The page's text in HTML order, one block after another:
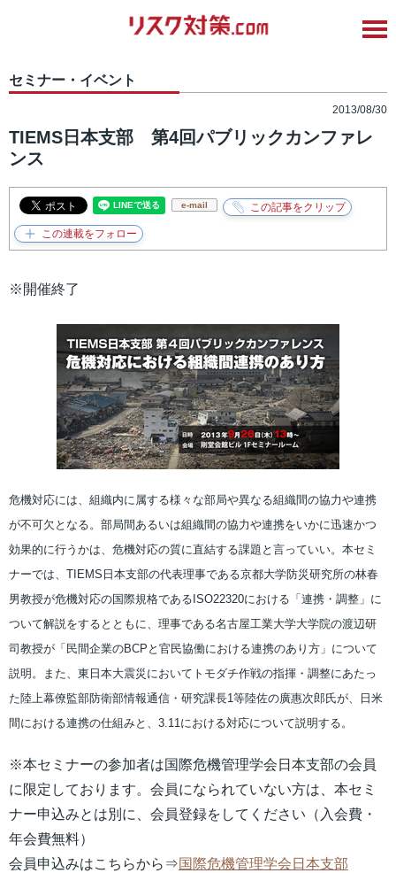
セミナー・イベント
2013/08/30
TIEMS日本支部 第4回パブリックカンファレ
ンス
e-mail
※開催終了
危機対応には、組織内に属する様々な部局や異なる組織間の協力や連携
が不可欠となる。部局間あるいは組織間の協力や連携をいかに迅速かつ
効果的に行うかは、危機対応の質に直結する課題と言っていい。本セミ
ナーでは、TIEMS日本支部の代表理事である京都大学防災研究所の林春
男教授が危機対応の国際規格であるISO22320における「連携・調整」に
ついて解説をするとともに、理事である名古屋工業大学大学院の渡辺研
司教授が「民間企業のBCPと官民協働における連携のあり方」について
説明。また、東日本大震災においてトモダチ作戦の指揮・調整にあたっ
た陸上幕僚監部防衛部情報通信・研究課長1等陸佐の廣惠次郎氏が、日米
間における連携の仕組みと、3.11における対応について説明する。
※本セミナーの参加者は国際危機管理学会日本支部の会員
に限定しております。会員になられていない方は、本セミ
ナー申込みとは別に、会員登録をしてください（入会費・
年会費無料）
会員申込みはこちらから⇒国際危機管理学会日本支部